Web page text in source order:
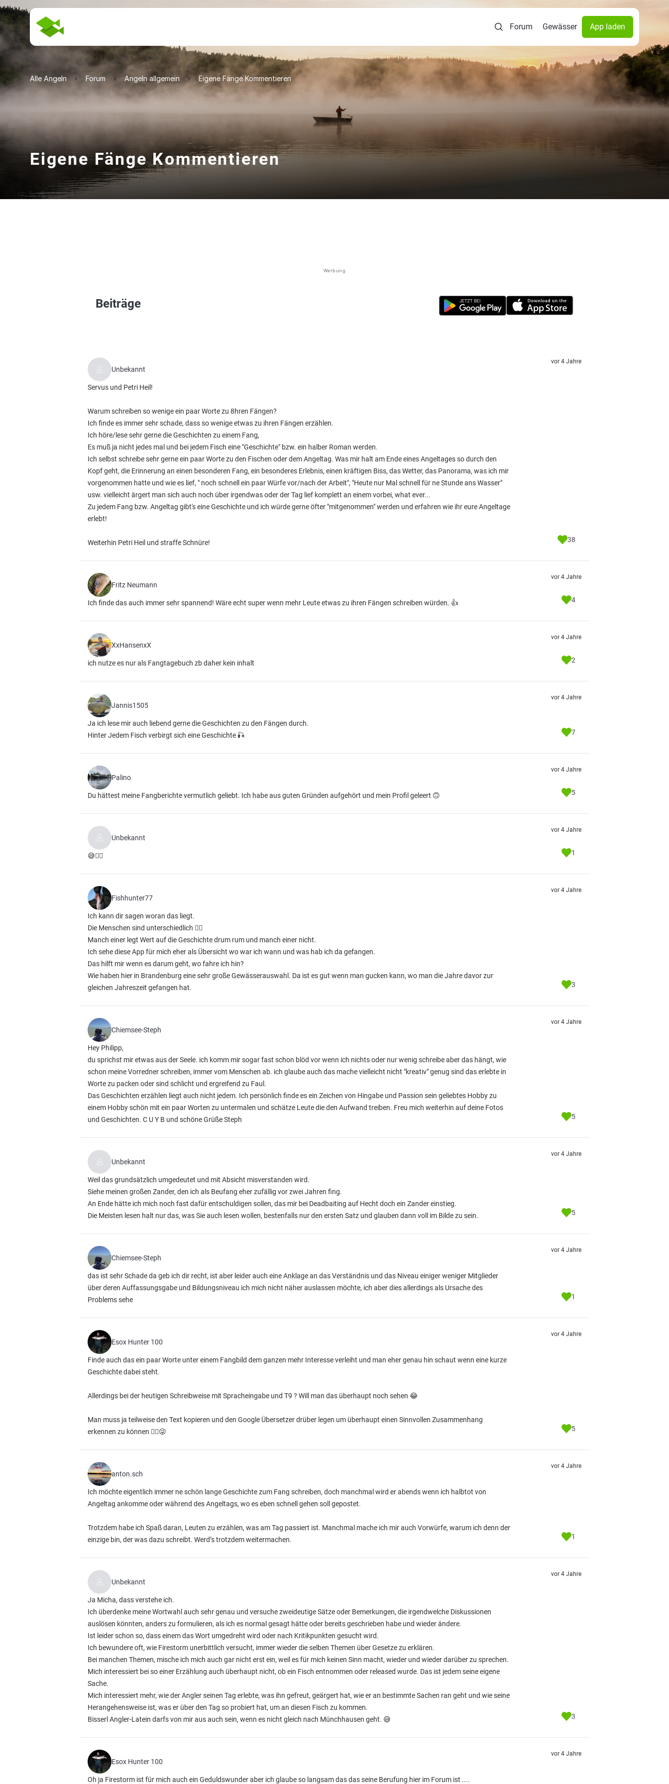
Forum Gewässer App laden
Alle Angeln Forum Angeln allgemein Eigene Fänge Kommentieren
Eigene Fänge Kommentieren
Werbung
Beiträge
Unbekannt
Servus und Petri Heil!
Warum schreiben so wenige ein paar Worte zu 8hren Fängen?
Ich finde es immer sehr schade, dass so wenige etwas zu ihren Fängen erzählen.
Ich höre/lese sehr gerne die Geschichten zu einem Fang,
Es muß ja nicht jedes mal und bei jedem Fisch eine "Geschichte" bzw. ein halber Roman werden.
Ich selbst schreibe sehr gerne ein paar Worte zu den Fischen oder dem Angeltag. Was mir halt am Ende eines Angeltages so durch den
Kopf geht, die Erinnerung an einen besonderen Fang, ein besonderes Erlebnis, einen kräftigen Biss, das Wetter, das Panorama, was ich mir
vorgenommen hatte und wie es lief, " noch schnell ein paar Würfe vor/nach der Arbeit", "Heute nur Mal schnell für ne Stunde ans Wasser"
usw. vielleicht ärgert man sich auch noch über irgendwas oder der Tag lief komplett an einem vorbei, what ever...
Zu jedem Fang bzw. Angeltag gibt's eine Geschichte und ich würde gerne öfter "mitgenommen" werden und erfahren wie ihr eure Angeltage
erlebt!
Weiterhin Petri Heil und straffe Schnüre!
vor 4 Jahre
38
Fritz Neumann
Ich finde das auch immer sehr spannend! Wäre echt super wenn mehr Leute etwas zu ihren Fängen schreiben würden. 👍
vor 4 Jahre
4
XxHansenxX
ich nutze es nur als Fangtagebuch zb daher kein inhalt
vor 4 Jahre
2
Jannis1505
Ja ich lese mir auch liebend gerne die Geschichten zu den Fängen durch.
Hinter Jedem Fisch verbirgt sich eine Geschichte 🎣
vor 4 Jahre
7
Palino
Du hättest meine Fangberichte vermutlich geliebt. Ich habe aus guten Gründen aufgehört und mein Profil geleert 🙃
vor 4 Jahre
5
Unbekannt
😅👍🏼
vor 4 Jahre
1
Fishhunter77
Ich kann dir sagen woran das liegt.
Die Menschen sind unterschiedlich 🤷‍♂️
Manch einer legt Wert auf die Geschichte drum rum und manch einer nicht.
Ich sehe diese App für mich eher als Übersicht wo war ich wann und was hab ich da gefangen.
Das hilft mir wenn es darum geht, wo fahre ich hin?
Wie haben hier in Brandenburg eine sehr große Gewässerauswahl. Da ist es gut wenn man gucken kann, wo man die Jahre davor zur
gleichen Jahreszeit gefangen hat.
vor 4 Jahre
3
Chiemsee-Steph
Hey Philipp,
du sprichst mir etwas aus der Seele. ich komm mir sogar fast schon blöd vor wenn ich nichts oder nur wenig schreibe aber das hängt, wie
schon meine Vorredner schreiben, immer vom Menschen ab. ich glaube auch das mache vielleicht nicht "kreativ" genug sind das erlebte in
Worte zu packen oder sind schlicht und ergreifend zu Faul.
Das Geschichten erzählen liegt auch nicht jedem. Ich persönlich finde es ein Zeichen von Hingabe und Passion sein geliebtes Hobby zu
einem Hobby schön mit ein paar Worten zu untermalen und schätze Leute die den Aufwand treiben. Freu mich weiterhin auf deine Fotos
und Geschichten. C U Y B und schöne Grüße Steph
vor 4 Jahre
5
Unbekannt
Weil das grundsätzlich umgedeutet und mit Absicht misverstanden wird.
Siehe meinen großen Zander, den ich als Beufang eher zufällig vor zwei Jahren fing.
An Ende hätte ich mich noch fast dafür entschuldigen sollen, das mir bei Deadbaiting auf Hecht doch ein Zander einstieg.
Die Meisten lesen halt nur das, was Sie auch lesen wollen, bestenfalls nur den ersten Satz und glauben dann voll im Bilde zu sein.
vor 4 Jahre
5
Chiemsee-Steph
das ist sehr Schade da geb ich dir recht, ist aber leider auch eine Anklage an das Verständnis und das Niveau einiger weniger Mitglieder
über deren Auffassungsgabe und Bildungsniveau ich mich nicht näher auslassen möchte, ich aber dies allerdings als Ursache des
Problems sehe
vor 4 Jahre
1
Esox Hunter 100
Finde auch das ein paar Worte unter einem Fangbild dem ganzen mehr Interesse verleiht und man eher genau hin schaut wenn eine kurze
Geschichte dabei steht.
Allerdings bei der heutigen Schreibweise mit Spracheingabe und T9 ? Will man das überhaupt noch sehen 😂
Man muss ja teilweise den Text kopieren und den Google Übersetzer drüber legen um überhaupt einen Sinnvollen Zusammenhang
erkennen zu können ✌🏻😜
vor 4 Jahre
5
anton.sch
Ich möchte eigentlich immer ne schön lange Geschichte zum Fang schreiben, doch manchmal wird er abends wenn ich halbtot von
Angeltag ankomme oder während des Angeltags, wo es eben schnell gehen soll gepostet.
Trotzdem habe ich Spaß daran, Leuten zu erzählen, was am Tag passiert ist. Manchmal mache ich mir auch Vorwürfe, warum ich denn der
einzige bin, der was dazu schreibt. Werd’s trotzdem weitermachen.
vor 4 Jahre
1
Unbekannt
Ja Micha, dass verstehe ich.
Ich überdenke meine Wortwahl auch sehr genau und versuche zweideutige Sätze oder Bemerkungen, die irgendwelche Diskussionen
auslösen könnten, anders zu formulieren, als ich es normal gesagt hätte oder bereits geschrieben habe und wieder ändere.
Ist leider schon so, dass einem das Wort umgedreht wird oder nach Kritikpunkten gesucht wird.
Ich bewundere oft, wie Firestorm unerbittlich versucht, immer wieder die selben Themen über Gesetze zu erklären.
Bei manchen Themen, mische ich mich auch gar nicht erst ein, weil es für mich keinen Sinn macht, wieder und wieder darüber zu sprechen.
Mich interessiert bei so einer Erzählung auch überhaupt nicht, ob ein Fisch entnommen oder released wurde. Das ist jedem seine eigene
Sache.
Mich interessiert mehr, wie der Angler seinen Tag erlebte, was ihn gefreut, geärgert hat, wie er an bestimmte Sachen ran geht und wie seine
Herangehensweise ist, was er über den Tag so probiert hat, um an diesen Fisch zu kommen.
Bisserl Angler-Latein darfs von mir aus auch sein, wenn es nicht gleich nach Münchhausen geht. 😅
vor 4 Jahre
3
Esox Hunter 100
Oh ja Firestorm ist für mich auch ein Geduldswunder aber ich glaube so langsam das das seine Berufung hier im Forum ist ....
vor 4 Jahre